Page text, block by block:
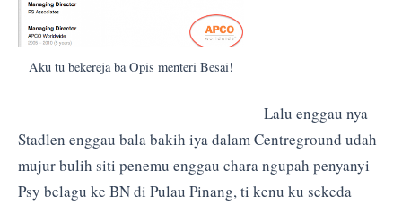
Aku tu bekereja ba Opis menteri Besai!
Lalu enggau nya
Stadlen enggau bala bakih iya dalam Centreground udah
mujur bulih siti penemu enggau chara ngupah penyanyi
Psy belagu ke BN di Pulau Pinang, ti kenu ku sekeda